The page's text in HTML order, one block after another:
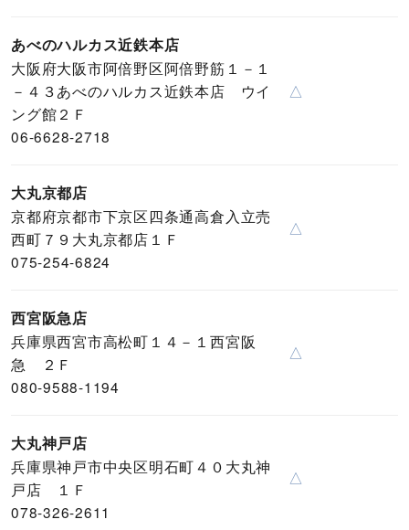
あべのハルカス近鉄本店
大阪府大阪市阿倍野区阿倍野筋１－１
－４３あべのハルカス近鉄本店 ウイ
ング館２Ｆ
06-6628-2718
△
大丸京都店
京都府京都市下京区四条通高倉入立売
西町７９大丸京都店１Ｆ
075-254-6824
△
西宮阪急店
兵庫県西宮市高松町１４－１西宮阪
急 ２Ｆ
080-9588-1194
△
大丸神戸店
兵庫県神戸市中央区明石町４０大丸神
戸店 １Ｆ
078-326-2611
△